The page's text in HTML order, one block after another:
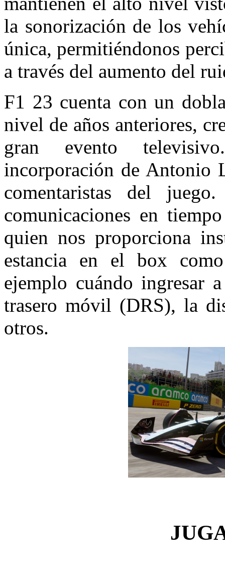
la sonorización de los
única, permitiéndonos
a través del aumento del
F1 23 cuenta con un
nivel de años anteriores,
gran evento
incorporación de Antonio
comentaristas del
comunicaciones en
quien nos proporciona
estancia en el box
ejemplo cuándo ingresar
trasero móvil (DRS), la
otros.